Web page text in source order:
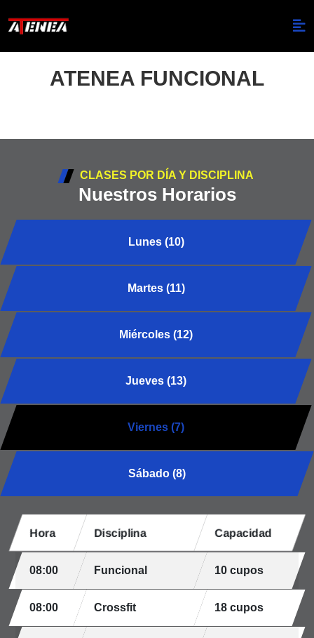
ATENEA FUNCIONAL
CLASES POR DÍA Y DISCIPLINA
Nuestros Horarios
Lunes (10)
Martes (11)
Miércoles (12)
Jueves (13)
Viernes (7)
Sábado (8)
Hora Disciplina Capacidad
08:00 Funcional 10 cupos
08:00 Crossfit 18 cupos